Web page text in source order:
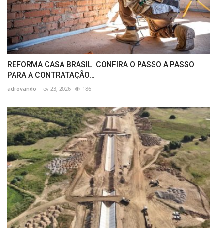
REFORMA CASA BRASIL: CONFIRA O PASSO A PASSO
PARA A CONTRATAÇÃO...
adrovando Fev 23, 2026 186